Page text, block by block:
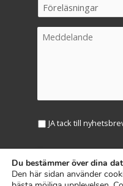
JA tack till
Du bestämmer över dina
Den här sidan använder